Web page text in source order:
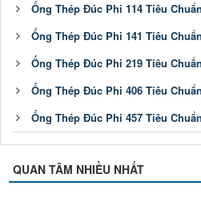
Ống Thép Đúc Phi 114 Tiêu
Ống Thép Đúc Phi 141 Tiêu
Ống Thép Đúc Phi 219 Tiêu
Ống Thép Đúc Phi 406 Tiêu
Ống Thép Đúc Phi 457 Tiêu
QUAN TÂM NHIỀU NHẤT